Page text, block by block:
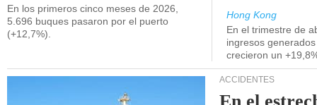
En los primeros cinco meses de 2026,
5.696 buques pasaron por el puerto
(+12,7%).
Hong Kong
En el trimestre de
ingresos
crecieron un
ACCIDENTES